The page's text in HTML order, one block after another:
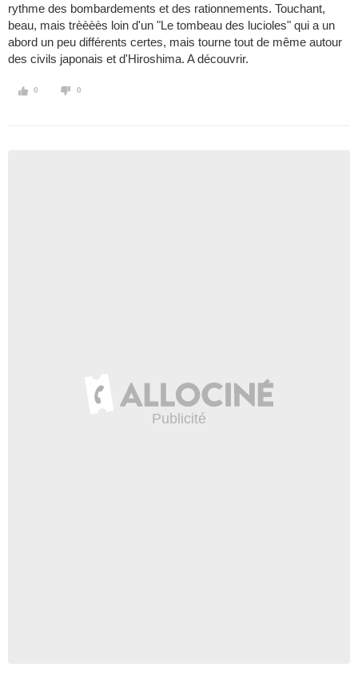
rythme des bombardements et des rationnements. Touchant,
beau, mais trèèèès loin d'un "Le tombeau des lucioles" qui a un
abord un peu différents certes, mais tourne tout de même autour
des civils japonais et d'Hiroshima. A découvrir.
0 0